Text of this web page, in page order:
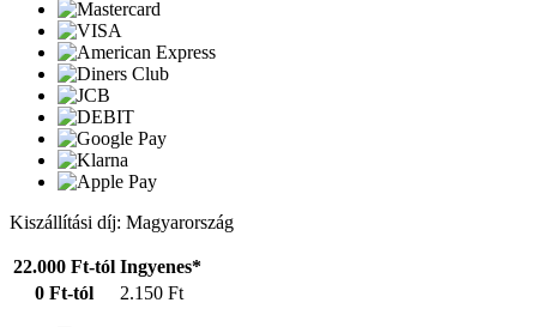
Kiszállítási díj: Magyarország
22.000 Ft-tól Ingyenes*
0 Ft-tól
2.150 Ft